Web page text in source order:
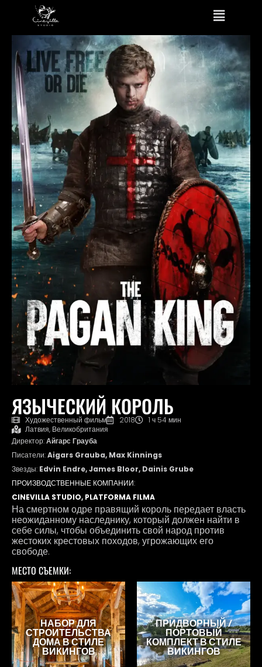
ЯЗЫЧЕСКИЙ КОРОЛЬ
Художественный фильм 2018
1 ч 54 мин
Латвия, Великобритания
Директор:Айгарс Грауба
Писатели:Aigars Grauba, Max Kinnings
Звезды: Edvin Endre, James Bloor, Dainis Grube
ПРОИЗВОДСТВЕННЫЕ КОМПАНИИ:
CINEVILLA STUDIO, PLATFORMA FILMA
На смертном одре правящий король передает власть
неожиданному наследнику, который должен найти в
себе силы, чтобы объединить свой народ против
жестоких крестовых походов, угрожающих его
свободе.
МЕСТО СЪЕМКИ:
НАБОР ДЛЯ
СТРОИТЕЛЬСТВА
ДОМА В СТИЛЕ
ВИКИНГОВ
ПРИДВОРНЫЙ /
ПОРТОВЫЙ
КОМПЛЕКТ В СТИЛЕ
ВИКИНГОВ